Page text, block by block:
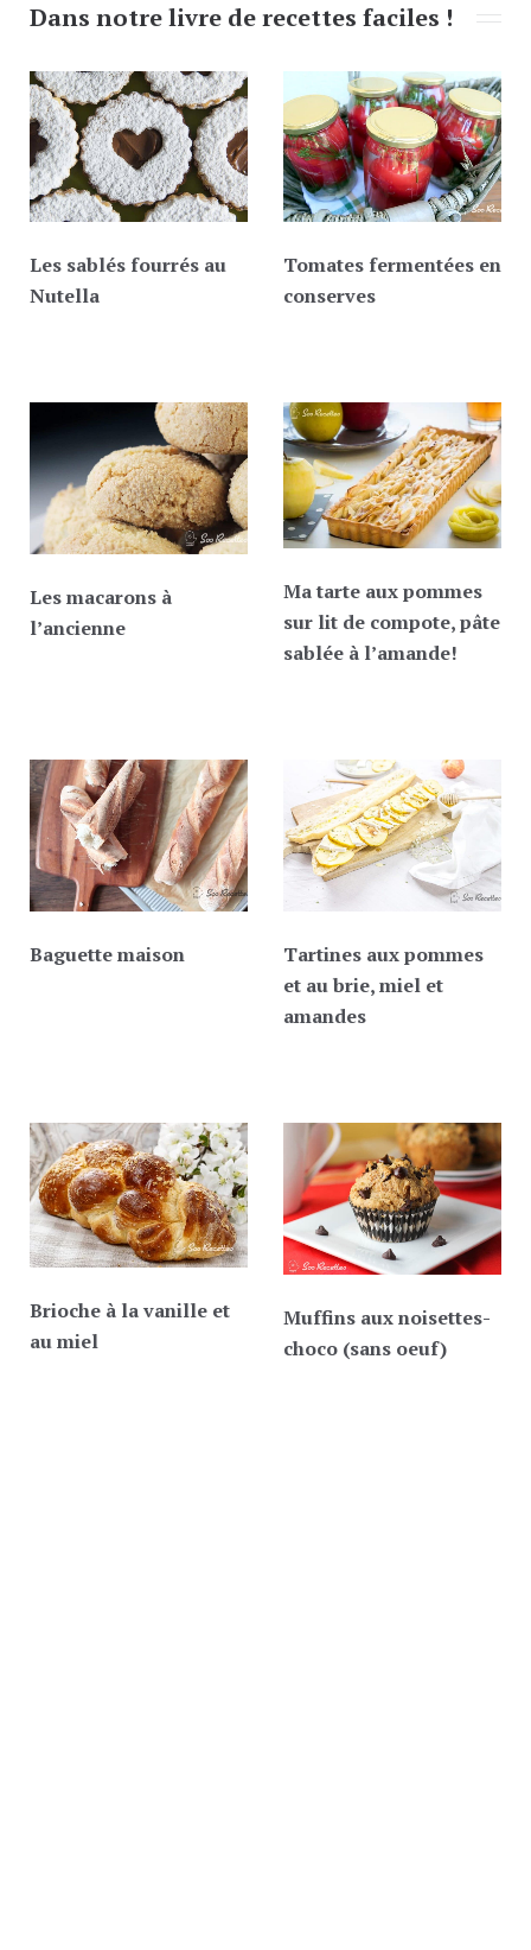
Dans notre livre de recettes faciles !
Les sablés fourrés au
Nutella
Tomates fermentées en
conserves
Les macarons à
l’ancienne
Ma tarte aux pommes
sur lit de compote, pâte
sablée à l’amande!
Baguette maison
Tartines aux pommes
et au brie, miel et
amandes
Brioche à la vanille et
au miel
Muffins aux noisettes-
choco (sans oeuf)